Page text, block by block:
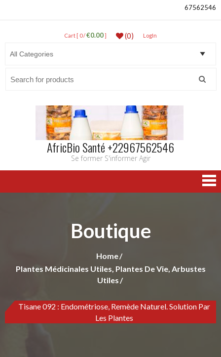
67562546
Cart [ 0 /€0.00] (0) LogIn
AfricBio Santé +22967562546
Se former S'informer Agir
Boutique
Home
Plantes Médicinales Utiles, Plantes De Vie, Arbustes
Utiles
Tisane 092 : Endométriose, Remède Naturel. Solution Par
Les Plantes